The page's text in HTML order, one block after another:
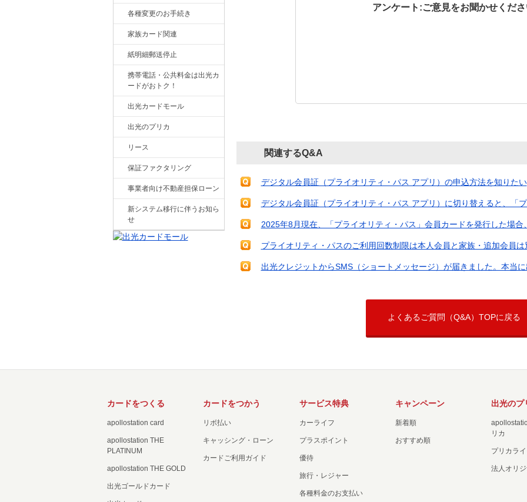
各種変更のお手続き
家族カード関連
紙明細郵送停止
携帯電話・公共料金は出光カ
ードがおトク！
出光カードモール
出光のプリカ
リース
保証ファクタリング
事業者向け不動産担保ローン
新システム移行に伴うお知ら
せ
アンケート:ご意見をお聞かせくだ
関連するQ&A
デジタル会員証（プライオリティ・パス アプリ）の申込方法を知りたい
デジタル会員証（プライオリティ・パス アプリ）に切り替えると、「プ
2025年8月現在、「プライオリティ・パス」会員カードを発行した場合
プライオリティ・パスのご利用回数制限は本人会員と家族・追加会員は
出光クレジットからSMS（ショートメッセージ）が届きました。本当に
よくあるご質問（Q&A）TOPに戻る
カードをつくる
apollostation card
apollostation THE
PLATINUM
apollostation THE GOLD
出光ゴールドカード
カードをつかう
リボ払い
キャッシング・ローン
カードご利用ガイド
サービス特典
カーライフ
プラスポイント
優待
旅行・レジャー
各種料金のお支払い
キャンペーン
新着順
おすすめ順
出光のプ
リカ
プリカラ
法人オリ